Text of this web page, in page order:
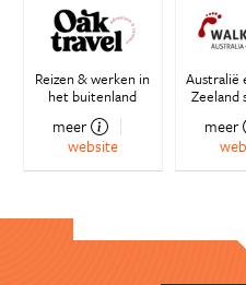
Reizen & werken in
het buitenland
meer
website
Australië
Zeeland
meer